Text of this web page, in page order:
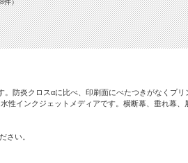
件）
防炎クロスαに比べ、印刷面にべたつきがなくプリ
インクジェットメディアです。横断幕、垂れ幕
さい。